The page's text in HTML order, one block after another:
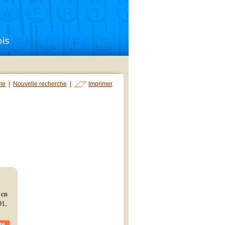
Nouvelle recherche Imprimer